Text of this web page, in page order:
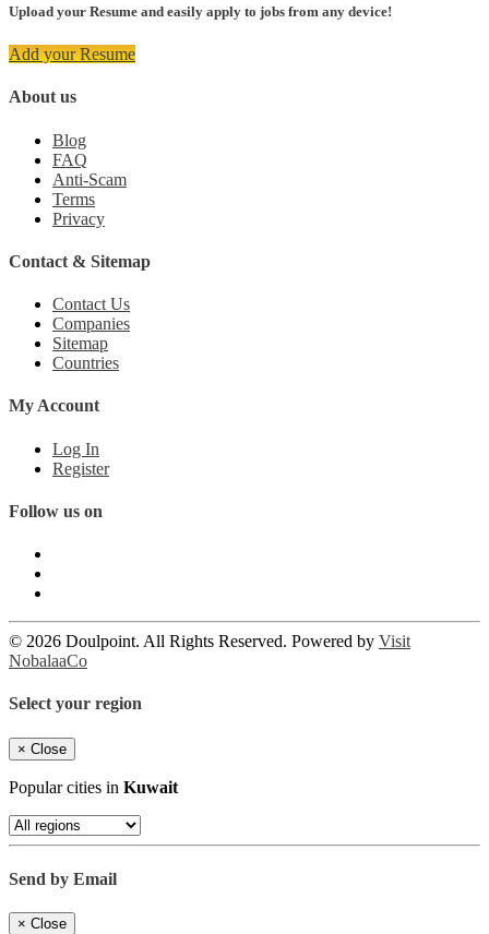
Upload your Resume and easily apply to jobs from any device!
Add your Resume
About us
Blog
FAQ
Anti-Scam
Terms
Privacy
Contact & Sitemap
Contact Us
Companies
Sitemap
Countries
My Account
Log In
Register
Follow us on
© 2026 Doulpoint. All Rights Reserved. Powered by Visit
NobalaaCo
Select your region
× Close
Popular cities in Kuwait
Send by Email
× Close